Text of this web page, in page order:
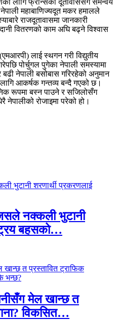
लागि फ्रान्सको दूतावाससँग समन्वय
महाबाणिज्यदूत मकर हमालले
राजदूतावासमा जानकारी
वितरणको काम अघि बढ्ने विश्वास
लाई स्थगन गरी विद्युतीय
पोर्चुगल पुगेका नेपाली समस्यामा
नेपाली बसोबास गरिरहेको अनुमान
आकर्षक गन्तव्य बन्दै गएको छ।
रूपमा बस्न पाउने र सजिलोसँग
नेपालीको रोजाइमा परेको हो।
नक्कली भुटानी
बहसको…
मेल खान्छ त
विकसित…